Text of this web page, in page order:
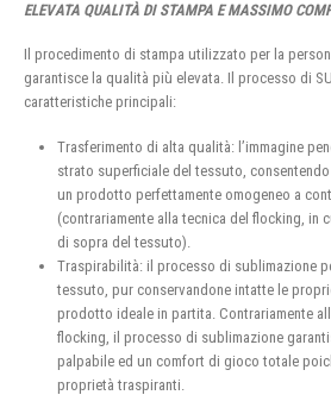
ELEVATA QUALITÀ DI STAMPA E MASSIMO
Il procedimento di stampa utilizzato per la
garantisce la qualità più elevata. Il processo di
caratteristiche principali:
Trasferimento di alta qualità: l’immagine
strato superficiale del tessuto,
un prodotto perfettamente omogeneo a
(contrariamente alla tecnica del flocking, in
di sopra del tessuto).
Traspirabilità: il processo di sublimazione
tessuto, pur conservandone intatte le
prodotto ideale in partita. Contrariamente
flocking, il processo di sublimazione
palpabile ed un comfort di gioco totale
proprietà traspiranti.